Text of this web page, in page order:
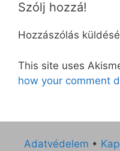
Szólj hozzá!
Hozzászólás
This site uses
how your comment
Adatvédelem •